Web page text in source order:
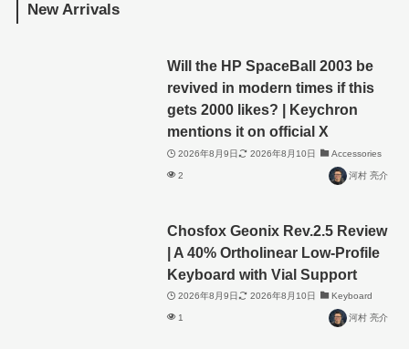
New Arrivals
Will the HP SpaceBall 2003 be
revived in modern times if this
gets 2000 likes? | Keychron
mentions it on official X
2026年8月9日 2026年8月10日 Accessories
2 河村 亮介
Chosfox Geonix Rev.2.5 Review
| A 40% Ortholinear Low-Profile
Keyboard with Vial Support
2026年8月9日 2026年8月10日 Keyboard
1 河村 亮介